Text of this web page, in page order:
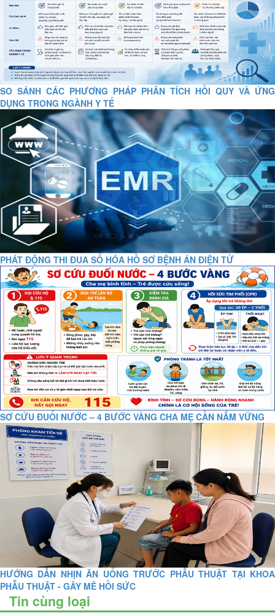
SO SÁNH CÁC PHƯƠNG PHÁP PHÂN TÍCH HỒI QUY VÀ ỨNG
DỤNG TRONG NGÀNH Y TẾ
PHÁT ĐỘNG THI ĐUA SỐ HÓA HỒ SƠ BỆNH ÁN ĐIỆN TỬ
SƠ CỨU ĐUỐI NƯỚC – 4 BƯỚC VÀNG CHA MẸ CẦN NẮM VỮNG
HƯỚNG DẪN NHỊN ĂN UỐNG TRƯỚC PHẪU THUẬT TẠI KHOA
PHẪU THUẬT - GÂY MÊ HỒI SỨC
Tin cùng loại